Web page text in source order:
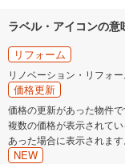
ラベル・アイコンの意
リフォーム
リノベーション・リフォ
価格更新
価格の更新があった物件で
複数の価格が表示されて
あった場合に表示されます
NEW